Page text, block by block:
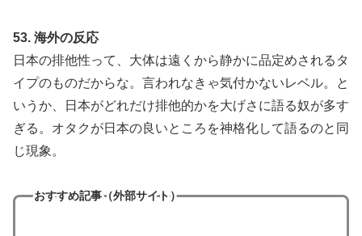
53. 海外の反応
日本の排他性って、大体は遠くから静かに品定めされるタ
イプのものだからな。言われなきゃ気付かないレベル。と
いうか、日本がどれだけ排他的かを大げさに語る奴が多す
ぎる。オタクが日本の良いところを神格化して語るのと同
じ現象。
おすすめ記事（外部サイト）